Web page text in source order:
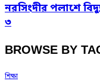
নরসিংদীর পলাশে
৩
BROWSE BY
শিক্ষা